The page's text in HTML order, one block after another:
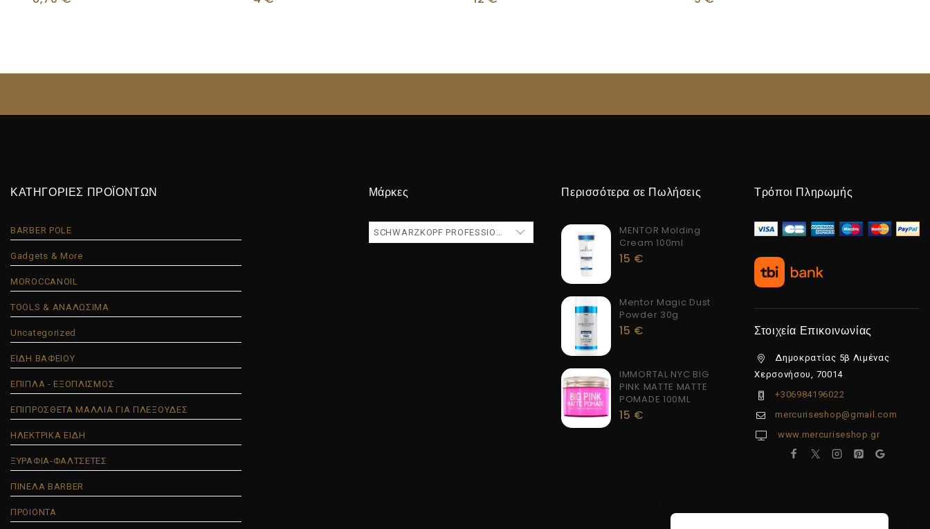
ΚΑΤΗΓΟΡΙΕΣ ΠΡΟΪΟΝΤΩΝ
BARBER POLE
Gadgets & More
MOROCCANOIL
TOOLS & ΑΝΑΛΩΣΙΜΑ
Uncategorized
ΕΙΔΗ ΒΑΦΕΙΟΥ
ΕΠΙΠΛΑ - ΕΞΟΠΛΙΣΜΟΣ
ΕΠΙΠΡΟΣΘΕΤΑ ΜΑΛΛΙΑ ΓΙΑ ΠΛΕΞΟΥΔΕΣ
ΗΛΕΚΤΡΙΚΑ ΕΙΔΗ
ΞΥΡΑΦΙΑ-ΦΑΛΤΣΕΤΕΣ
ΠΙΝΕΛΑ BARBER
ΠΡΟΙΟΝΤΑ
Μάρκες Περισσότερα σε Πωλήσεις
MENTOR Molding
Cream 100ml
15 €
Mentor Magic Dust
Powder 30g
15 €
IMMORTAL NYC BIG
PINK MATTE MATTE
POMADE 100ML
15 €
Τρόποι Πληρωμής
Στοιχεία Επικοινωνίας
Δημοκρατίας 5β Λιμένας
Χερσονήσου, 70014
+306984196022
mercuriseshop@gmail.com
www.mercuriseshop.gr